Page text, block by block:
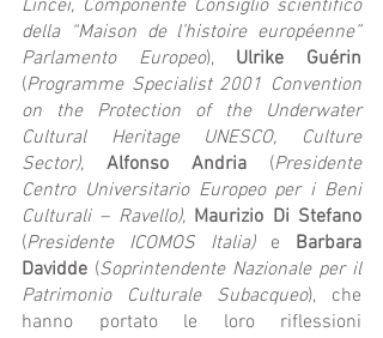
Lincei, Componente Consiglio scientifico
della “Maison de l’histoire européenne”
Parlamento Europeo), Ulrike Guérin
(Programme Specialist 2001 Convention
on the Protection of the Underwater
Cultural Heritage UNESCO, Culture
Sector), Alfonso Andria (Presidente
Centro Universitario Europeo per i Beni
Culturali – Ravello), Maurizio Di Stefano
(Presidente ICOMOS Italia) e Barbara
Davidde (Soprintendente Nazionale per il
Patrimonio Culturale Subacqueo), che
hanno portato le loro riflessioni